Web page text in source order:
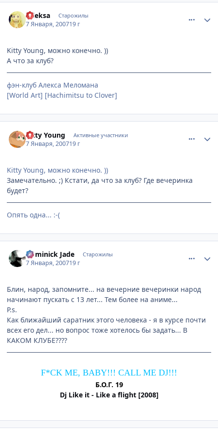
Alleksa Старожилы
7 Января, 200719 г
Kitty Young, можно конечно. ))
А что за клуб?
фэн-клуб Алекса Меломана
[World Art] [Hachimitsu to Clover]
Kitty Young Активные участники
7 Января, 200719 г
Kitty Young, можно конечно. ))
Замечательно. ;) Кстати, да что за клуб? Где вечеринка
будет?
Опять одна... :-(
Dominick Jade Старожилы
7 Января, 200719 г
Блин, народ, запомните... на вечерние вечеринки народ
начинают пускать с 13 лет... Тем более на аниме...
P.s.
Как ближайший саратник этого человека - я в курсе почти
всех его дел... но вопрос тоже хотелось бы задать... В
КАКОМ КЛУБЕ????
F*CK ME, BABY!!! CALL ME DJ!!!
Б.О.Г. 19
Dj Like it - Like a flight [2008]